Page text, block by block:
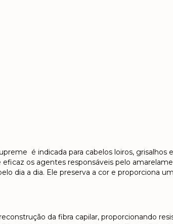
é indicada para cabelos loiros, grisalhos
os agentes responsáveis pelo
dia a dia. Ele preserva a cor e proporciona
da fibra capilar, proporcionando